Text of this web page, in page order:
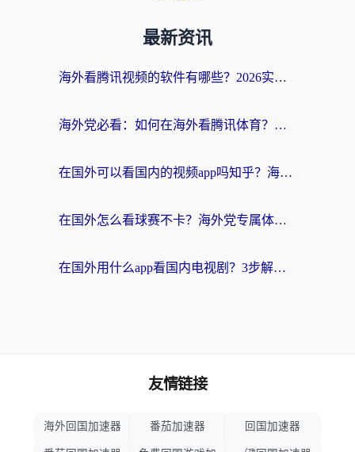
最新资讯
海外看腾讯视频的软件有哪些？2026实测有效，留学生都在用的回国加速器指南
海外党必看：如何在海外看腾讯体育？解决赛事直播地区限制的终极指南
在国外可以看国内的视频app吗知乎？海外党亲测有效的追剧加速方案
在国外怎么看球赛不卡？海外党专属体育直播自由指南
在国外用什么app看国内电视剧？3步解决版权限制+卡顿难题
友情链接
海外回国加速器 番茄加速器 回国加速器